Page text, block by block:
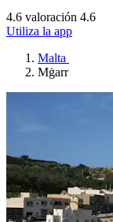
4.6 valoración 4.6
Utiliza la app
Malta
Mġarr